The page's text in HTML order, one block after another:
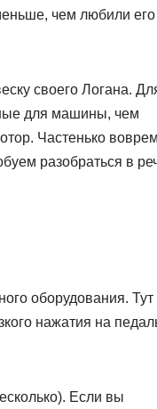
чем любили его
своего Логана.
для машины, чем
Частенько
разобраться в
оборудования. Тут
нажатия на
Если вы